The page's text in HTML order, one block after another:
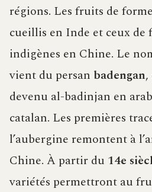
régions. Les fruits de
cueillis en Inde et ceux de
indigènes en Chine. Le
vient du persan badengan
devenu al-badinjan en
catalan. Les premières
l’aubergine remontent à
Chine. À partir du 14e
variétés permettront au